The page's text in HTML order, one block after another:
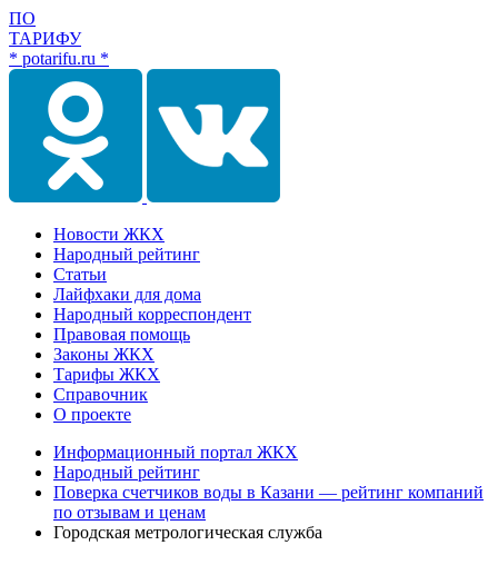
ПО
ТАРИФУ
* potarifu.ru *
Новости ЖКХ
Народный рейтинг
Статьи
Лайфхаки для дома
Народный корреспондент
Правовая помощь
Законы ЖКХ
Тарифы ЖКХ
Справочник
О проекте
Информационный портал ЖКХ
Народный рейтинг
Поверка счетчиков воды в Казани — рейтинг компаний
по отзывам и ценам
Городская метрологическая служба